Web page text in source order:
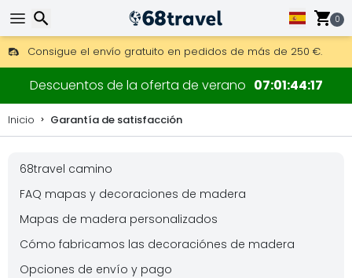
0
Consigue el envío gratuito en pedidos de más de 250 €.
Envío DHL 1 día disponible.
30 días para devoluciones, 90 días para mapas de madera
Descuentos de la oferta de verano 07014416
Inicio Garantía de satisfacción
68travel camino
FAQ mapas y decoraciones de madera
Mapas de madera personalizados
Cómo fabricamos las decoraciónes de madera
Opciones de envío y pago
Buscar